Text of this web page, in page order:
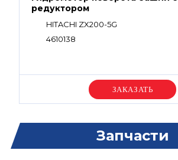
редуктором
HITACHI ZX200-5G
4610138
Уточняйте цену
Запчасти